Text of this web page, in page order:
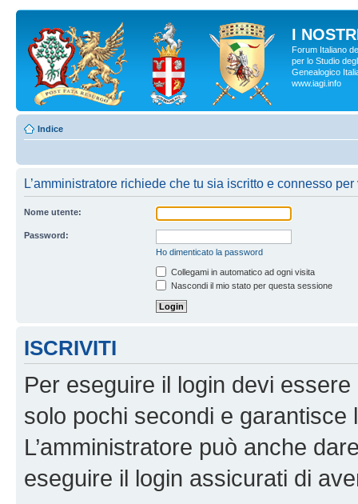
I
Forum Italiano
per lo Studio
Genealogico
www.iagi.info
Indice
L’amministratore richiede che tu sia iscritto e connesso
Nome utente:
Password:
Ho dimenticato la password
Collegami in automatico ad ogni visita
Nascondi il mio stato per questa sessione
ISCRIVITI
Per eseguire il login devi
solo pochi secondi e garantisce
L’amministratore può anche
eseguire il login assicurati di